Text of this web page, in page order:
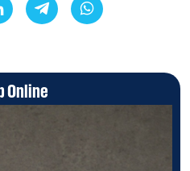
Online